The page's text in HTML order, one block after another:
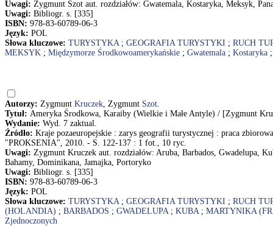
Uwagi: Zygmunt Szot aut. rozdziałów: Gwatemala, Kostaryka, Meksyk,
Uwagi: Bibliogr. s. [335]
ISBN: 978-83-60789-06-3
Język: POL
Słowa kluczowe: TURYSTYKA; GEOGRAFIA TURYSTYKI ; RUCH
MEKSYK ; Międzymorze Środkowoamerykańskie ; Gwatemala ; Kostaryka
Autorzy: Zygmunt Kruczek, Zygmunt Szot.
Tytuł: Ameryka Środkowa, Karaiby (Wielkie i Małe Antyle) / [Zygmunt
Wydanie: Wyd. 7 zaktual.
Źródło: Kraje pozaeuropejskie : zarys geografii turystycznej : praca
"PROKSENIA", 2010. - S. 122-137 : 1 fot., 10 ryc.
Uwagi: Zygmunt Kruczek aut. rozdziałów: Aruba, Barbados, Gwadelupa,
Bahamy, Dominikana, Jamajka, Portoryko
Uwagi: Bibliogr. s. [335]
ISBN: 978-83-60789-06-3
Język: POL
Słowa kluczowe: TURYSTYKA; GEOGRAFIA TURYSTYKI ; RUCH
(HOLANDIA) ; BARBADOS ; GWADELUPA; KUBA; MARTYNIKA
Zjednoczonych